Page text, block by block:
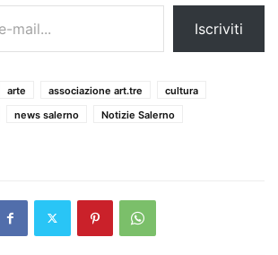
Iscriviti
arte associazione art.tre
cultura
news salerno
Notizie Salerno